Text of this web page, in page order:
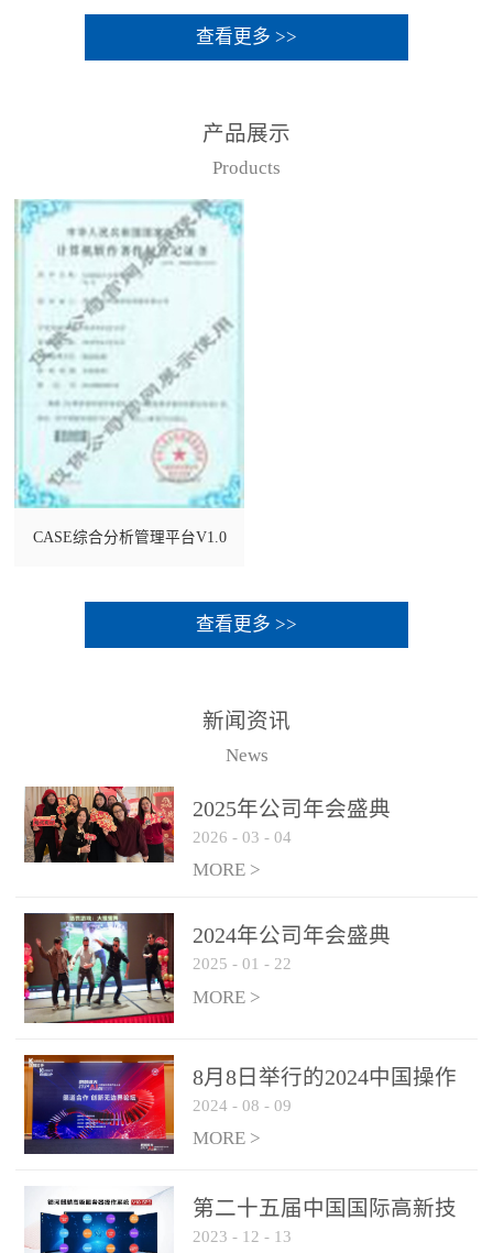
查看更多 >>
产品展示
Products
CASE综合分析管理平台V1.0
查看更多 >>
新闻资讯
News
2025年公司年会盛典
2026 - 03 - 04
MORE >
2024年公司年会盛典
2025 - 01 - 22
MORE >
8月8日举行的2024中国操作
系统产业大会渠道论坛，科
网通荣获区域营销优质伙伴
2024 - 08 - 09
MORE >
第二十五届中国国际高新技
术成果交易会 银河麒麟高级
2023 - 12 - 13